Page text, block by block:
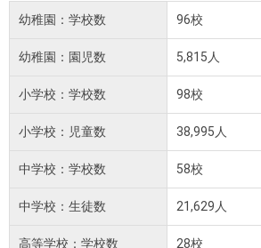
幼稚園：学校数 96校
幼稚園：園児数 5,815人
小学校：学校数 98校
小学校：児童数 38,995人
中学校：学校数 58校
中学校：生徒数 21,629人
高等学校：学校数 28校